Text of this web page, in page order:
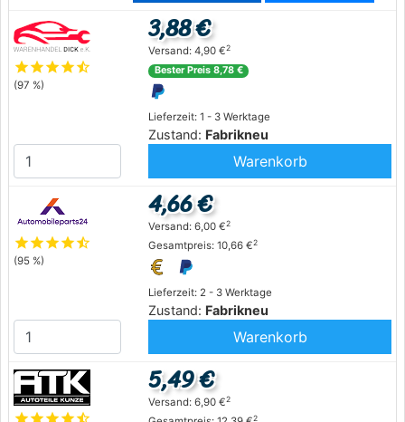
starstarstarstarstar_half
(97 %)
Lieferzeit: 1 - 3 Werktage
Zustand: Fabrikneu
3,88 €
Versand: 4,90 €2
Bester Preis 8,78 €
Warenkorb
starstarstarstarstar_half
(95 %)
Lieferzeit: 2 - 3 Werktage
Zustand: Fabrikneu
4,66 €
Versand: 6,00 €2
Gesamtpreis: 10,66 €2
Warenkorb
starstarstarstarstar_half
5,49 €
Versand: 6,90 €2
2